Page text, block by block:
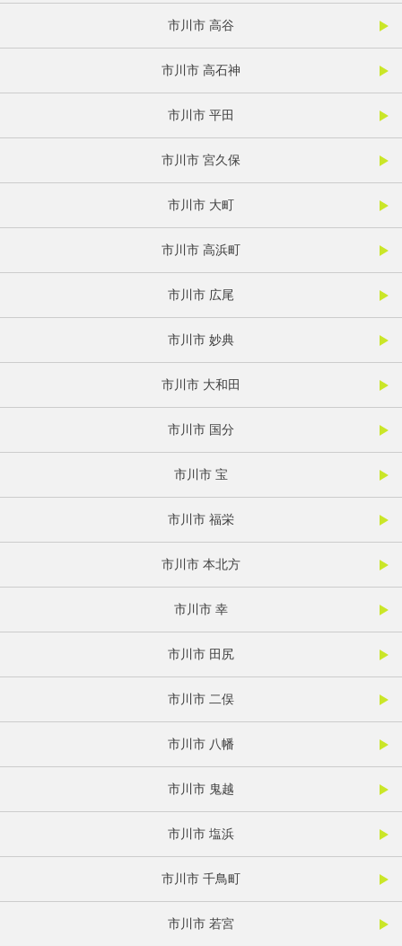
市川市 高谷
市川市 高石神
市川市 平田
市川市 宮久保
市川市 大町
市川市 高浜町
市川市 広尾
市川市 妙典
市川市 大和田
市川市 国分
市川市 宝
市川市 福栄
市川市 本北方
市川市 幸
市川市 田尻
市川市 二俣
市川市 八幡
市川市 鬼越
市川市 塩浜
市川市 千鳥町
市川市 若宮